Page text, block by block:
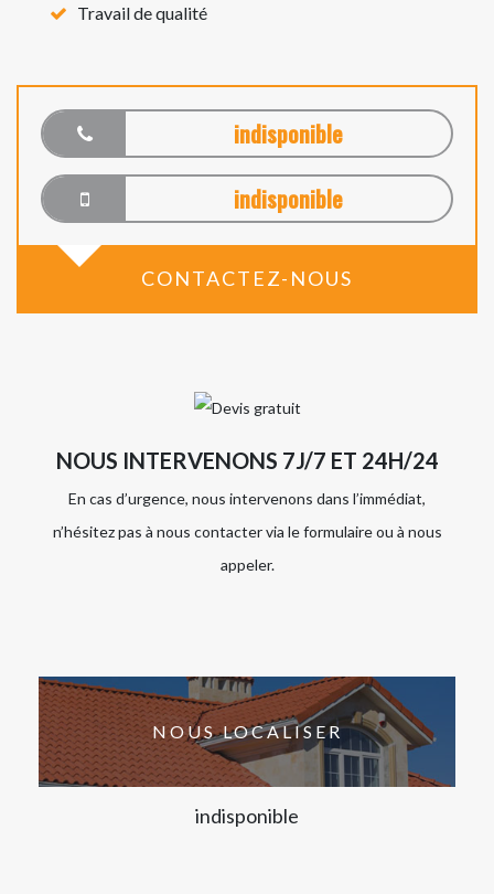
Travail de qualité
indisponible
indisponible
CONTACTEZ-NOUS
NOUS INTERVENONS 7J/7 ET 24H/24
En cas d’urgence, nous intervenons dans l’immédiat,
n’hésitez pas à nous contacter via le formulaire ou à nous
appeler.
NOUS LOCALISER
indisponible